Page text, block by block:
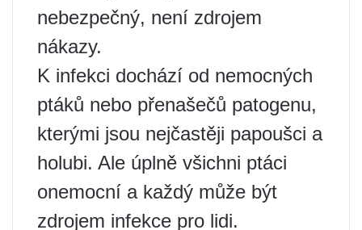
nebezpečný, není zdrojem
nákazy.
K infekci dochází od nemocných
ptáků nebo přenašečů patogenu,
kterými jsou nejčastěji papoušci a
holubi. Ale úplně všichni ptáci
onemocní a každý může být
zdrojem infekce pro lidi.